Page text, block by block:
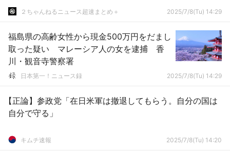
２ちゃんねるニュース超速まとめ＋ 2025/7/8(Tu) 14:29
福島県の高齢女性から現金500万円をだまし
取った疑い マレーシア人の女を逮捕 香
川・観音寺警察署
日本第一！ニュース録 2025/7/8(Tu) 14:29
【正論】参政党「在日米軍は撤退してもらう。自分の国は
自分で守る」
キムチ速報 2025/7/8(Tu) 14:20